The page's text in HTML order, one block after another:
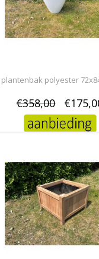
polyester
€358,00